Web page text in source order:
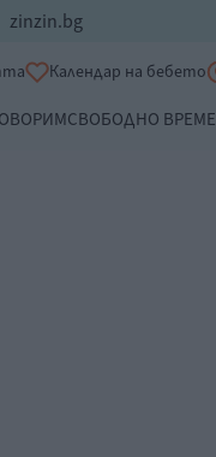
zinzin.bg
Календар на бебето
СВОБОДНО ВРЕМЕ